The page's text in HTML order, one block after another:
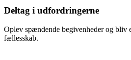
Deltag i udfordringerne
Oplev spændende begivenheder og bliv
fællesskab.